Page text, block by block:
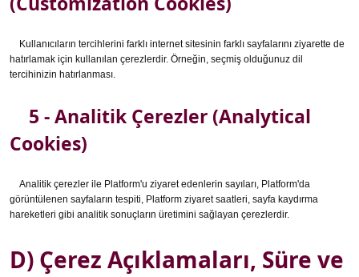
Kullanıcıların tercihlerini farklı internet sitesinin farklı sayfalarını ziyarette de
hatırlamak için kullanılan çerezlerdir. Örneğin, seçmiş olduğunuz dil
tercihinizin hatırlanması.
5 - Analitik Çerezler (Analytical
Cookies)
Analitik çerezler ile Platform'u ziyaret edenlerin sayıları, Platform'da
görüntülenen sayfaların tespiti, Platform ziyaret saatleri, sayfa kaydırma
hareketleri gibi analitik sonuçların üretimini sağlayan çerezlerdir.
D) Çerez Açıklamaları, Süre ve